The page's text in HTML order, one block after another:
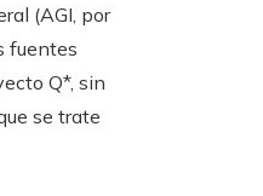
(AGI, por
fuentes
Q*, sin
se trate